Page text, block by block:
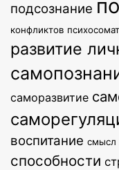
подсознание
конфликтов
развитие
саморазвитие
воспитание смысл
способности